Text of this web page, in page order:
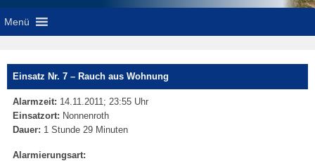
Menü
Einsatz Nr. 7 – Rauch aus Wohnung
Alarmzeit: 14.11.2011; 23:55 Uhr
Einsatzort: Nonnenroth
Dauer: 1 Stunde 29 Minuten
Alarmierungsart: